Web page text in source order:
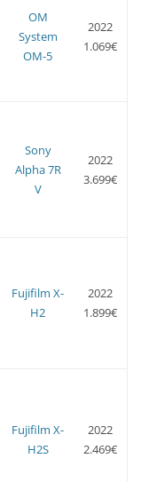
OM
System
OM-5
2022
1.069€
Sony
Alpha 7R
V
2022
3.699€
Fujifilm X-
H2
2022
1.899€
Fujifilm X-
H2S
2022
2.469€